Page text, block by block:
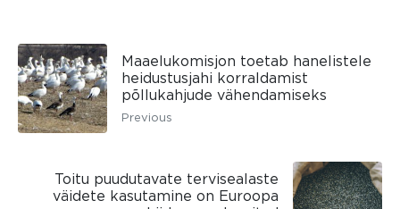
Maaelukomisjon toetab hanelistele
heidustusjahi korraldamist
põllukahjude vähendamiseks
Previous
Toitu puudutavate tervisealaste
väidete kasutamine on Euroopa